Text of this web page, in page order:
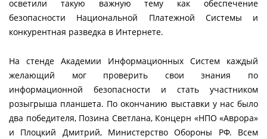
осветили такую важную тему как обеспечение
безопасности Национальной Платежной Системы и
конкурентная разведка в Интернете.
На стенде Академии Информационных Систем каждый
желающий мог проверить свои знания по
информационной безопасности и стать участником
розыгрыша планшета. По окончанию выставки у нас было
два победителя, Позина Светлана, Концерн «НПО «Аврора»
и Плоцкий Дмитрий, Министерство Обороны РФ. Всем